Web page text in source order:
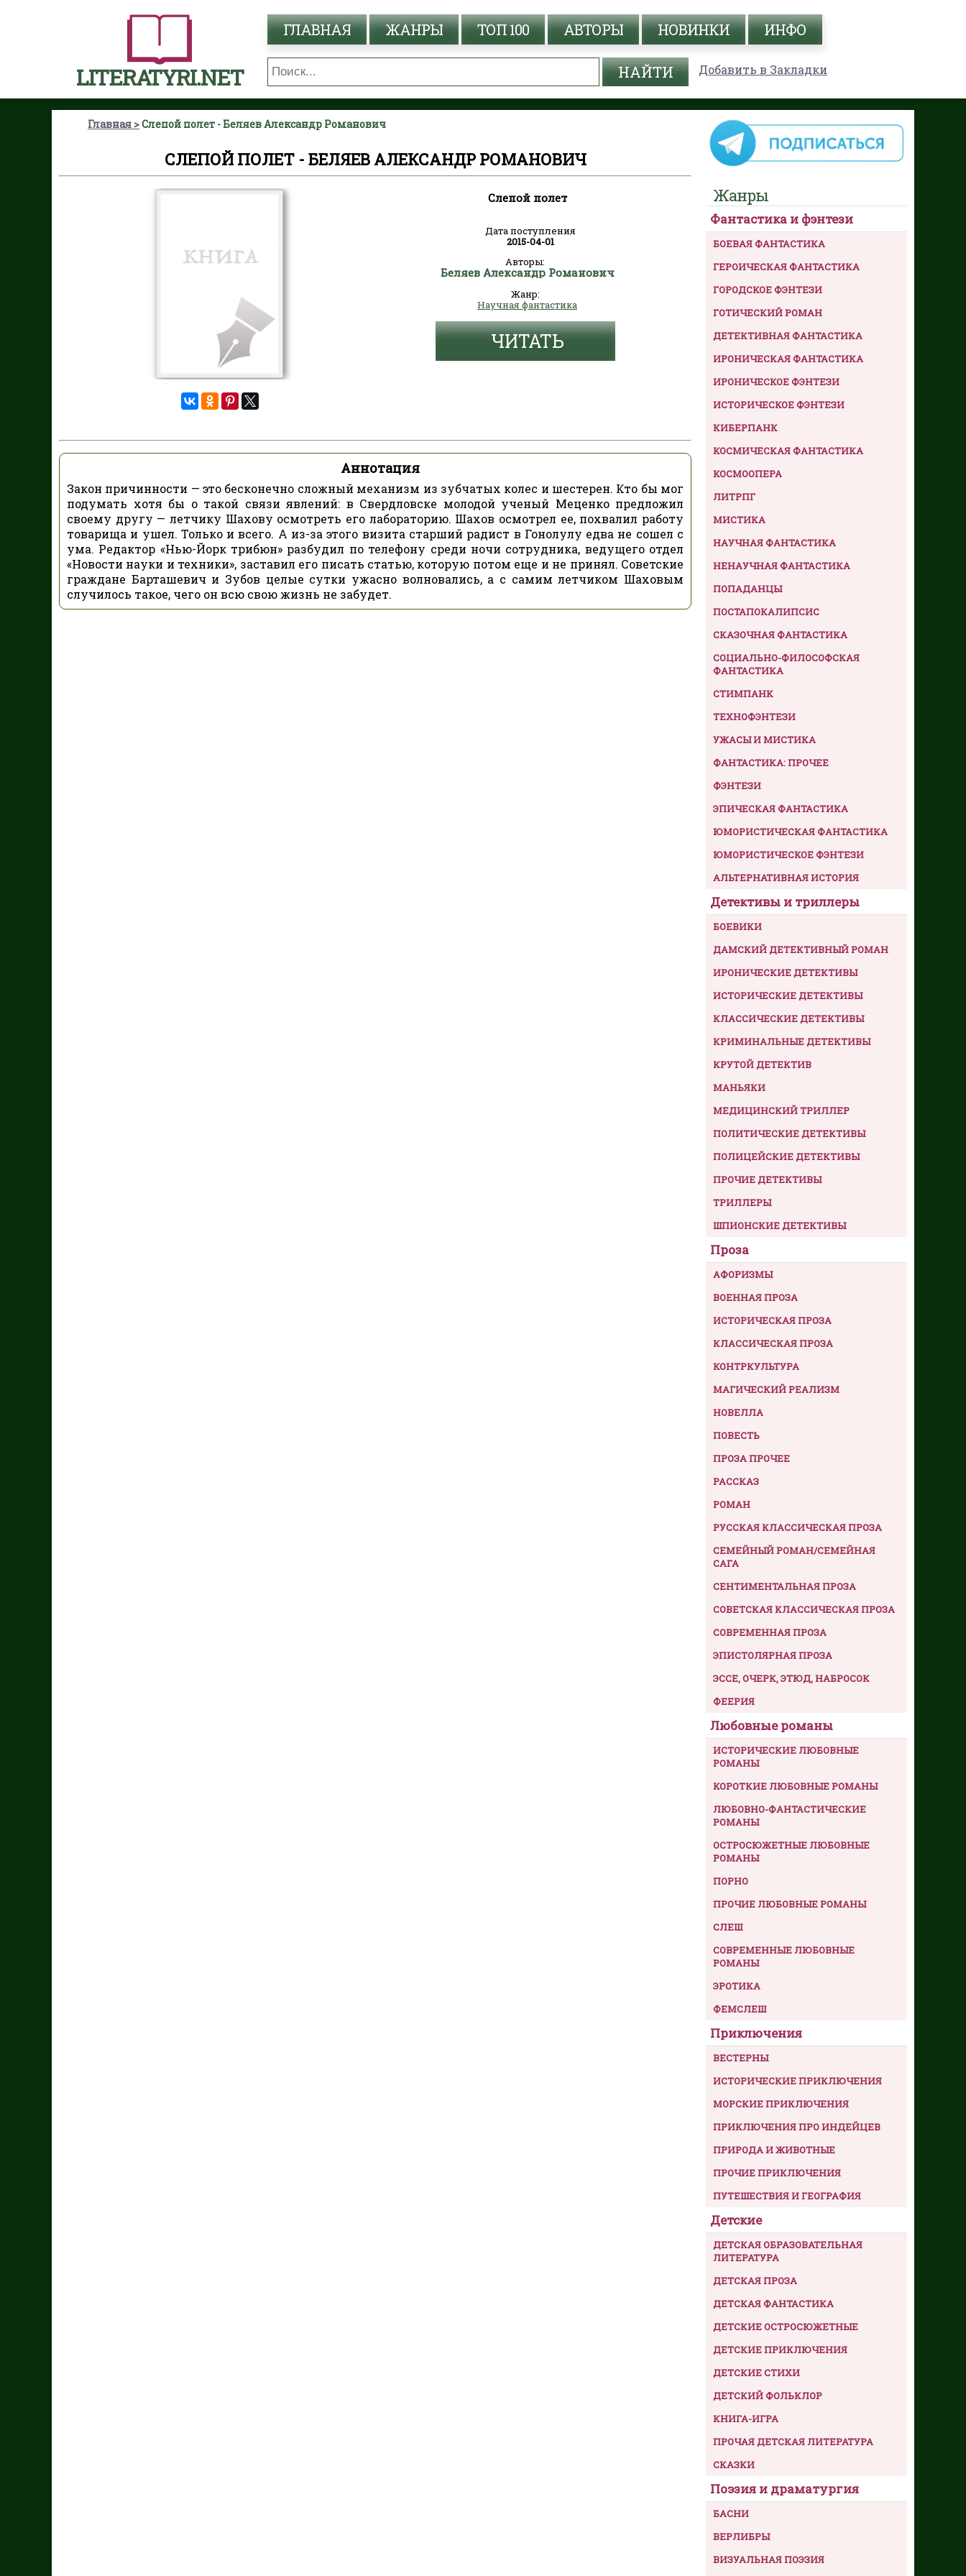
LITERATYRI.NET
ГЛАВНАЯ ЖАНРЫ ТОП 100 АВТОРЫ НОВИНКИ ИНФО
Добавить в Закладки
Главная Слепой полет - Беляев Александр Романович
СЛЕПОЙ ПОЛЕТ - БЕЛЯЕВ АЛЕКСАНДР РОМАНОВИЧ
Слепой полет
Дата поступления
2015-04-01
Авторы:
Беляев Александр Романович
Жанр:
Научная фантастика
ЧИТАТЬ
Аннотация
Закон причинности — это бесконечно сложный механизм из зубчатых колес и шестерен. Кто бы мог
подумать хотя бы о такой связи явлений: в Свердловске молодой ученый Меценко предложил
своему другу — летчику Шахову осмотреть его лабораторию. Шахов осмотрел ее, похвалил работу
товарища и ушел. Только и всего. А из-за этого визита старший радист в Гонолулу едва не сошел с
ума. Редактор «Нью-Йорк трибюн» разбудил по телефону среди ночи сотрудника, ведущего отдел
«Новости науки и техники», заставил его писать статью, которую потом еще и не принял. Советские
граждане Барташевич и Зубов целые сутки ужасно волновались, а с самим летчиком Шаховым
случилось такое, чего он всю свою жизнь не забудет.
Жанры
Фантастика и фэнтези
БОЕВАЯ ФАНТАСТИКА
ГЕРОИЧЕСКАЯ ФАНТАСТИКА
ГОРОДСКОЕ ФЭНТЕЗИ
ГОТИЧЕСКИЙ РОМАН
ДЕТЕКТИВНАЯ ФАНТАСТИКА
ИРОНИЧЕСКАЯ ФАНТАСТИКА
ИРОНИЧЕСКОЕ ФЭНТЕЗИ
ИСТОРИЧЕСКОЕ ФЭНТЕЗИ
КИБЕРПАНК
КОСМИЧЕСКАЯ ФАНТАСТИКА
КОСМООПЕРА
ЛИТРПГ
МИСТИКА
НАУЧНАЯ ФАНТАСТИКА
НЕНАУЧНАЯ ФАНТАСТИКА
ПОПАДАНЦЫ
ПОСТАПОКАЛИПСИС
СКАЗОЧНАЯ ФАНТАСТИКА
СОЦИАЛЬНО-ФИЛОСОФСКАЯ
ФАНТАСТИКА
СТИМПАНК
ТЕХНОФЭНТЕЗИ
УЖАСЫ И МИСТИКА
ФАНТАСТИКА: ПРОЧЕЕ
ФЭНТЕЗИ
ЭПИЧЕСКАЯ ФАНТАСТИКА
ЮМОРИСТИЧЕСКАЯ ФАНТАСТИКА
ЮМОРИСТИЧЕСКОЕ ФЭНТЕЗИ
АЛЬТЕРНАТИВНАЯ ИСТОРИЯ
Детективы и триллеры
БОЕВИКИ
ДАМСКИЙ ДЕТЕКТИВНЫЙ РОМАН
ИРОНИЧЕСКИЕ ДЕТЕКТИВЫ
ИСТОРИЧЕСКИЕ ДЕТЕКТИВЫ
КЛАССИЧЕСКИЕ ДЕТЕКТИВЫ
КРИМИНАЛЬНЫЕ ДЕТЕКТИВЫ
КРУТОЙ ДЕТЕКТИВ
МАНЬЯКИ
МЕДИЦИНСКИЙ ТРИЛЛЕР
ПОЛИТИЧЕСКИЕ ДЕТЕКТИВЫ
ПОЛИЦЕЙСКИЕ ДЕТЕКТИВЫ
ПРОЧИЕ ДЕТЕКТИВЫ
ТРИЛЛЕРЫ
ШПИОНСКИЕ ДЕТЕКТИВЫ
Проза
АФОРИЗМЫ
ВОЕННАЯ ПРОЗА
ИСТОРИЧЕСКАЯ ПРОЗА
КЛАССИЧЕСКАЯ ПРОЗА
КОНТРКУЛЬТУРА
МАГИЧЕСКИЙ РЕАЛИЗМ
НОВЕЛЛА
ПОВЕСТЬ
ПРОЗА ПРОЧЕЕ
РАССКАЗ
РОМАН
РУССКАЯ КЛАССИЧЕСКАЯ ПРОЗА
СЕМЕЙНЫЙ РОМАН/СЕМЕЙНАЯ
САГА
СЕНТИМЕНТАЛЬНАЯ ПРОЗА
СОВЕТСКАЯ КЛАССИЧЕСКАЯ ПРОЗА
СОВРЕМЕННАЯ ПРОЗА
ЭПИСТОЛЯРНАЯ ПРОЗА
ЭССЕ, ОЧЕРК, ЭТЮД, НАБРОСОК
ФЕЕРИЯ
Любовные романы
ИСТОРИЧЕСКИЕ ЛЮБОВНЫЕ
РОМАНЫ
КОРОТКИЕ ЛЮБОВНЫЕ РОМАНЫ
ЛЮБОВНО-ФАНТАСТИЧЕСКИЕ
РОМАНЫ
ОСТРОСЮЖЕТНЫЕ ЛЮБОВНЫЕ
РОМАНЫ
ПОРНО
ПРОЧИЕ ЛЮБОВНЫЕ РОМАНЫ
СЛЕШ
СОВРЕМЕННЫЕ ЛЮБОВНЫЕ
РОМАНЫ
ЭРОТИКА
ФЕМСЛЕШ
Приключения
ВЕСТЕРНЫ
ИСТОРИЧЕСКИЕ ПРИКЛЮЧЕНИЯ
МОРСКИЕ ПРИКЛЮЧЕНИЯ
ПРИКЛЮЧЕНИЯ ПРО ИНДЕЙЦЕВ
ПРИРОДА И ЖИВОТНЫЕ
ПРОЧИЕ ПРИКЛЮЧЕНИЯ
ПУТЕШЕСТВИЯ И ГЕОГРАФИЯ
Детские
ДЕТСКАЯ ОБРАЗОВАТЕЛЬНАЯ
ЛИТЕРАТУРА
ДЕТСКАЯ ПРОЗА
ДЕТСКАЯ ФАНТАСТИКА
ДЕТСКИЕ ОСТРОСЮЖЕТНЫЕ
ДЕТСКИЕ ПРИКЛЮЧЕНИЯ
ДЕТСКИЕ СТИХИ
ДЕТСКИЙ ФОЛЬКЛОР
КНИГА-ИГРА
ПРОЧАЯ ДЕТСКАЯ ЛИТЕРАТУРА
СКАЗКИ
Поэзия и драматургия
БАСНИ
ВЕРЛИБРЫ
ВИЗУАЛЬНАЯ ПОЭЗИЯ